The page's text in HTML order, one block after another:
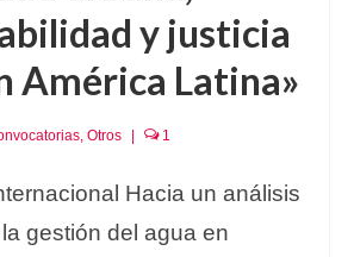
y justicia
América Latina»
, Otros 1
Hacia un análisis
gestión del agua en